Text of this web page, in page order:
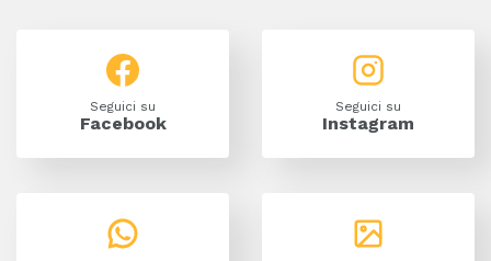
Seguici su
Facebook
Seguici su
Instagram